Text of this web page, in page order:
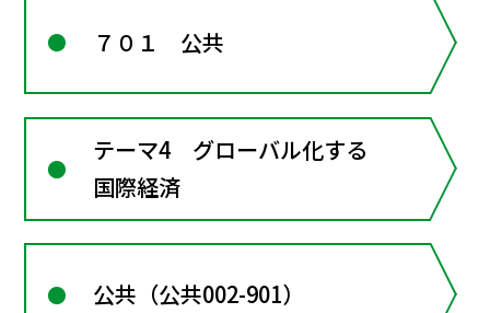
７０１ 公共
テーマ4 グローバル化する
国際経済
公共（公共002-901）